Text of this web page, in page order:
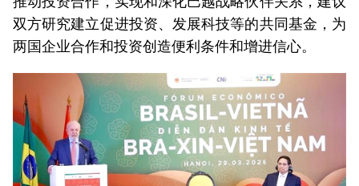
双方研究建立促进投资、发展科技等的共同基金，为
两国企业合作和投资创造便利条件和增进信心。